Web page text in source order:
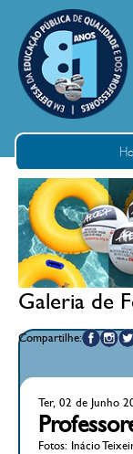
Galeria de
Compartilhe:
Ter, 02 de Junho
Fotos: Inácio